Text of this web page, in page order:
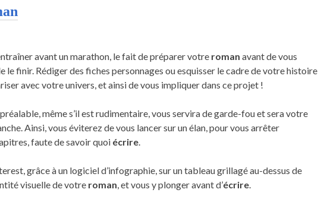
avant un marathon, le fait de préparer votre roman avant de vous
le finir. Rédiger des fiches personnages ou esquisser le cadre de votre histoire
avec votre univers, et ainsi de vous impliquer dans ce projet !
même s’il est rudimentaire, vous servira de garde-fou et sera votre
Ainsi, vous éviterez de vous lancer sur un élan, pour vous arrêter
faute de savoir quoi écrire
grâce à un logiciel d’infographie, sur un tableau grillagé au-dessus de
visuelle de votre roman , et vous y plonger avant d’écrire